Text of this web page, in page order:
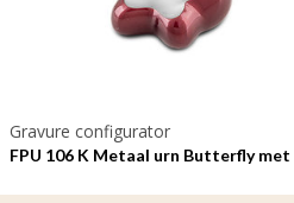
Gravure configurator
FPU 106 K Metaal urn Butterfly met